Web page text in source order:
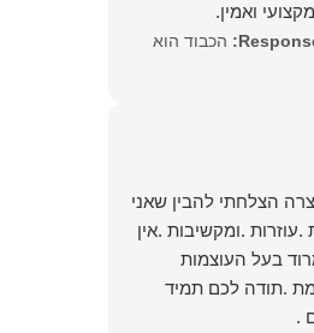
ואמין.
הכבוד הוא
הצלחתי להבין שאני
.עוזרות .ומקשיבות .אין
בעל העוצמות
.תודה לכם תמיד
.